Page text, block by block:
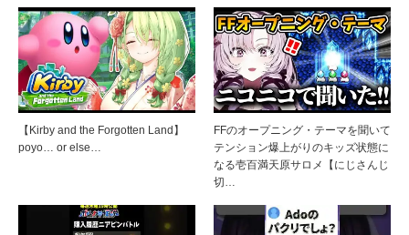
【Kirby and the Forgotten Land】
poyo… or else…
FFのオープニング・テーマを聞いて
テンション爆上がりのキッズ状態に
なる壱百満天原サロメ【にじさんじ
切…